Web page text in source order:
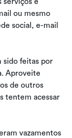
ou mesmo
social, e-mail
sido feitas por
Aproveite
de outros
tentem acessar
vazamentos